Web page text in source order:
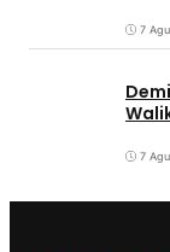
7
7